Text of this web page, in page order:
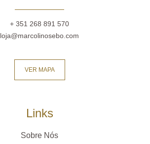
+ 351 268 891 570
loja@marcolinosebo.com
VER MAPA
Links
Sobre Nós